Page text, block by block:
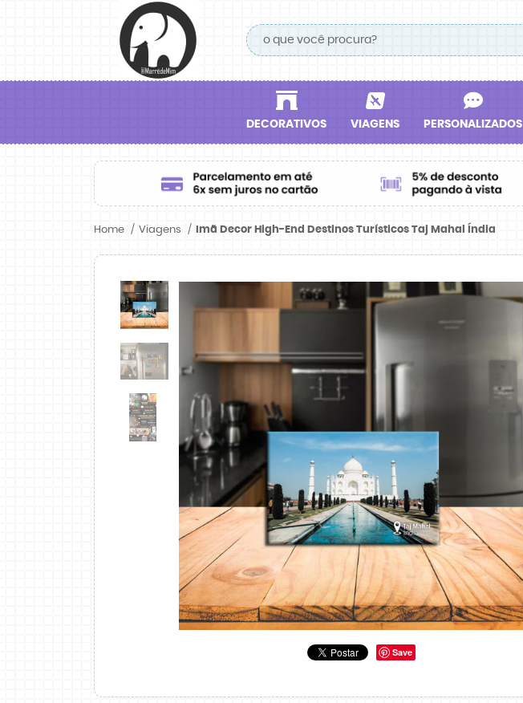
DECORATIVOS VIAGENS PERSONALIZADOS
Home Viagens Imã Decor High-End Destinos Turísticos Taj Mahal Índia
Save